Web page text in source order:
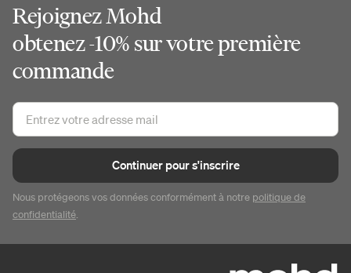
Rejoignez Mohd
obtenez -10% sur votre première
commande
Continuer pour s'inscrire
Nous protégeons vos données conformément à notre politique de
confidentialité.